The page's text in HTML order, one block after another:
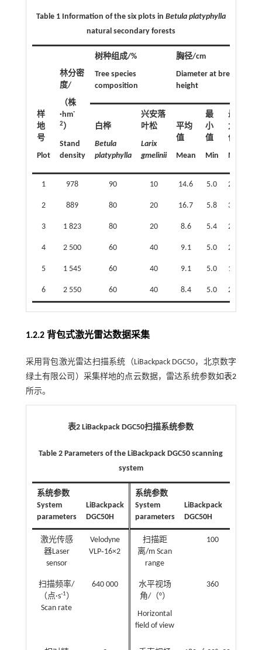
Table 1 Information of the six plots in Betula platyphylla
natural secondary forests
样
地
号
Plot
林分密
度/
（株
·hm-
2）
Stand
density
树种组成/%
Tree species
composition
胸径/cm
Diameter at breast
height
白桦
Betula
platyphylla
兴安落
叶松
Larix
gmelinii
平均
值
Mean
最
小
值
Min
最
大
值
Max
1 978 90 10 14.6 5.0 27.0
2 889 80 20 16.7 5.8 30.2
3 1 823 80 20 8.6 5.4 21.5
4 2 500 60 40 9.1 5.0 25.5
5 1 545 60 40 9.1 5.0 18.0
6 2 550 60 40 8.4 5.0 24.7
1.2.2 背包式激光雷达数据采集
采用背包激光雷达扫描系统（LiBackpack DGC50，北京数字
绿土有限公司）采集样地的点云数据，雷达系统参数如表2
所示。
表2 LiBackpack DGC50扫描系统参数
Table 2 Parameters of the LiBackpack DGC50 scanning
system
系统参数
System
parameters
LiBackpack
DGC50H
系统参数
System
parameters
LiBackpack
DGC50H
激光传感
器Laser
sensor
Velodyne
VLP‐16×2
扫描距
离/m Scan
range
100
扫描频率/
（点·s-1）
Scan rate
640 000
水平视场
角/（°）
Horizontal
field of view
360